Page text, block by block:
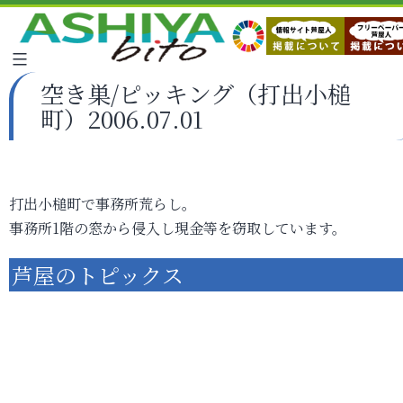
空き巣/ピッキング（打出小槌
町）2006.07.01
打出小槌町で事務所荒らし。
事務所1階の窓から侵入し現金等を窃取しています。
芦屋のトピックス